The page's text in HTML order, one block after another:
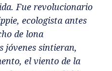
Fue revolucionario
ecologista antes
de lona
jóvenes sintieran,
el viento de la